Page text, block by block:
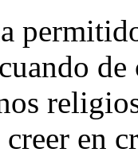
en